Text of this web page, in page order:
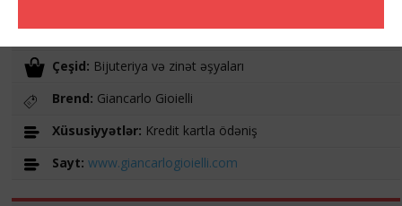
İş vaxtı:10:00 -20:00
Çeşid: Bijuteriya və zinət əşyaları
Brend: Giancarlo Gioielli
Xüsusiyyətlər: Kredit kartla ödəniş
Sayt: www.giancarlogioielli.com